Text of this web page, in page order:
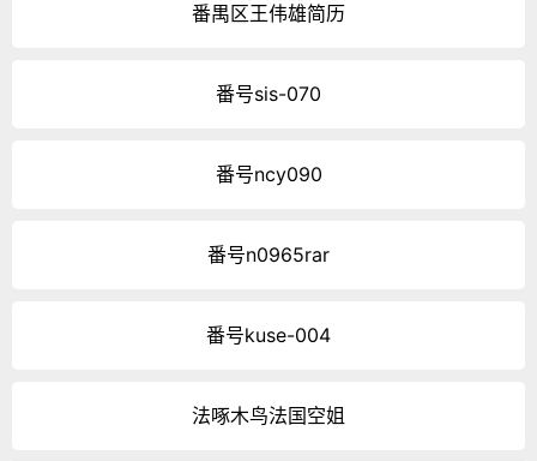
番禺区王伟雄简历
番号sis-070
番号ncy090
番号n0965rar
番号kuse-004
法啄木鸟法国空姐